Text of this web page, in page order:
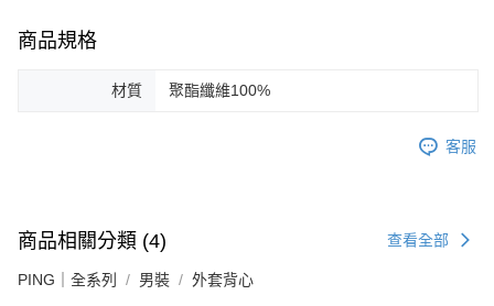
商品規格
材質 聚酯纖維100%
客服
商品相關分類 (4) 查看全部
PING｜全系列 男裝 外套背心